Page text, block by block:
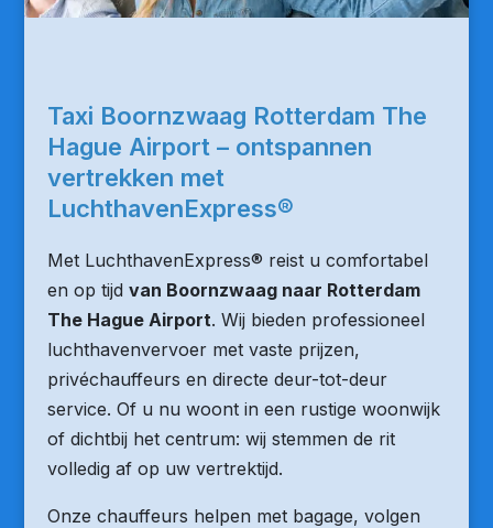
Taxi Boornzwaag Rotterdam The
Hague Airport – ontspannen
vertrekken met
LuchthavenExpress®
Met LuchthavenExpress® reist u comfortabel
en op tijd van Boornzwaag naar Rotterdam
The Hague Airport. Wij bieden professioneel
luchthavenvervoer met vaste prijzen,
privéchauffeurs en directe deur-tot-deur
service. Of u nu woont in een rustige woonwijk
of dichtbij het centrum: wij stemmen de rit
volledig af op uw vertrektijd.
Onze chauffeurs helpen met bagage, volgen